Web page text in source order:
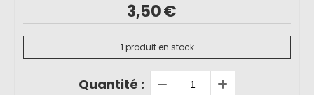
3,50€
1 produit en stock
Quantité :